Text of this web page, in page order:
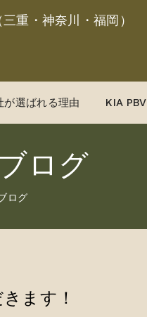
重・神奈川・福岡）
が選ばれる理由 KIA PBV
ログ
ログ
ます！